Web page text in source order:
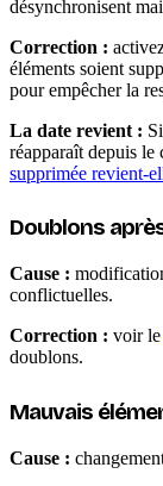
désynchronisent
Correction :
éléments soient
pour empêcher la
La date revient :
réapparaît depuis le
supprimée revient-
Doublons
Cause :
conflictuelles.
Correction : voir le
doublons.
Mauvais
Cause :